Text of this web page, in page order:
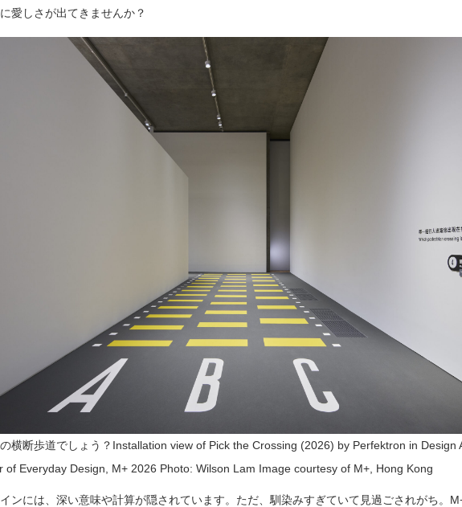
愛しさが出てきませんか？
横断歩道でしょう？Installation view of Pick the Crossing (2026) by Perfektron in Design
of Everyday Design, M+ 2026 Photo: Wilson Lam Image courtesy of M+, Hong Kong
ンには、深い意味や計算が隠されています。ただ、馴染みすぎていて見過ごされがち。